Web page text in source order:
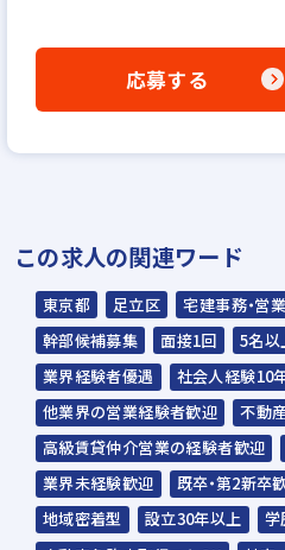
※面接は場合により2
※ご応募から内定まで
月を予定しています
野球部 テニス部
応募する
この求人の関連ワード
東京都 足立区 宅建事務・営
幹部候補募集
面接1回
5名以
業界経験者優遇
社会人経験10
他業界の営業経験者歓迎
不動
高級賃貸仲介営業の経験者歓迎
業界未経験歓迎
既卒・第2新卒
地域密着型
設立30年以上 学